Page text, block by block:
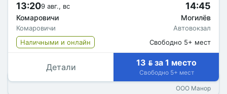
13:209 авг., вс
Комаровичи
Комаровичи
14:45
Могилёв
Автовокзал
Наличными и онлайн
Свободно 5+ мест
Детали 13  за 1 место
Свободно 5+ мест
ООО Манор